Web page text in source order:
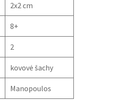
2x2 cm
8+
2
kovové šachy
Manopoulos